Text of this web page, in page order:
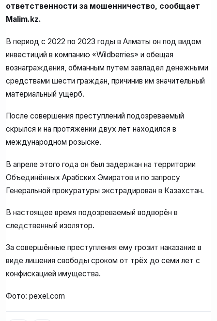
ответственности за мошенничество, сообщает
Malim.kz.
В период с 2022 по 2023 годы в Алматы он под видом
инвестиций в компанию «Wildberries» и обещая
вознаграждения, обманным путем завладел денежными
средствами шести граждан, причинив им значительный
материальный ущерб.
После совершения преступлений подозреваемый
скрылся и на протяжении двух лет находился в
международном розыске.
В апреле этого года он был задержан на территории
Объединённых Арабских Эмиратов и по запросу
Генеральной прокуратуры экстрадирован в Казахстан.
В настоящее время подозреваемый водворён в
следственный изолятор.
За совершённые преступления ему грозит наказание в
виде лишения свободы сроком от трёх до семи лет с
конфискацией имущества.
Фото: pexel.com